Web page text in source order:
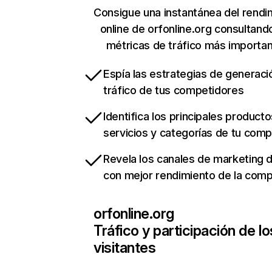
Consigue una instantánea del
online de orfonline.org
métricas de tráfico más
Espía las estrategias de
tráfico de tus competidores
Identifica los principales
servicios y categorías de tu
Revela los canales de marketing
con mejor rendimiento de la
orfonline.org
Tráfico y participación de
visitantes